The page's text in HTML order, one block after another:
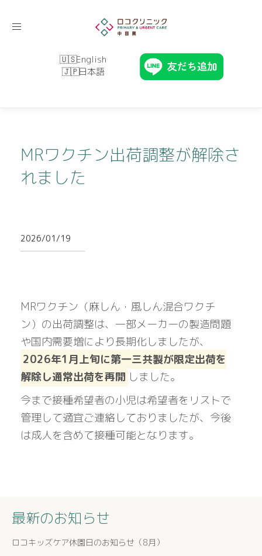
Toggle
English
日本語
MRワクチン出荷調整が解除さ
れました
2026/01/19
MRワクチン（麻しん・風しん混合ワクチ
ン）の出荷調整は、一部メーカーの製造問題
や国内需要増により長期化しましたが、
2026年1月上旬に第一三共製が限定出荷を
解除し通常出荷を再開 しました。
今まで接種希望者の小児は希望者をリストで
管理して適宜ご連絡しておりましたが、今後
は成人を含めて接種可能となります。
最新のお知らせ
ロコキッズケア休園日のお知らせ（8月）